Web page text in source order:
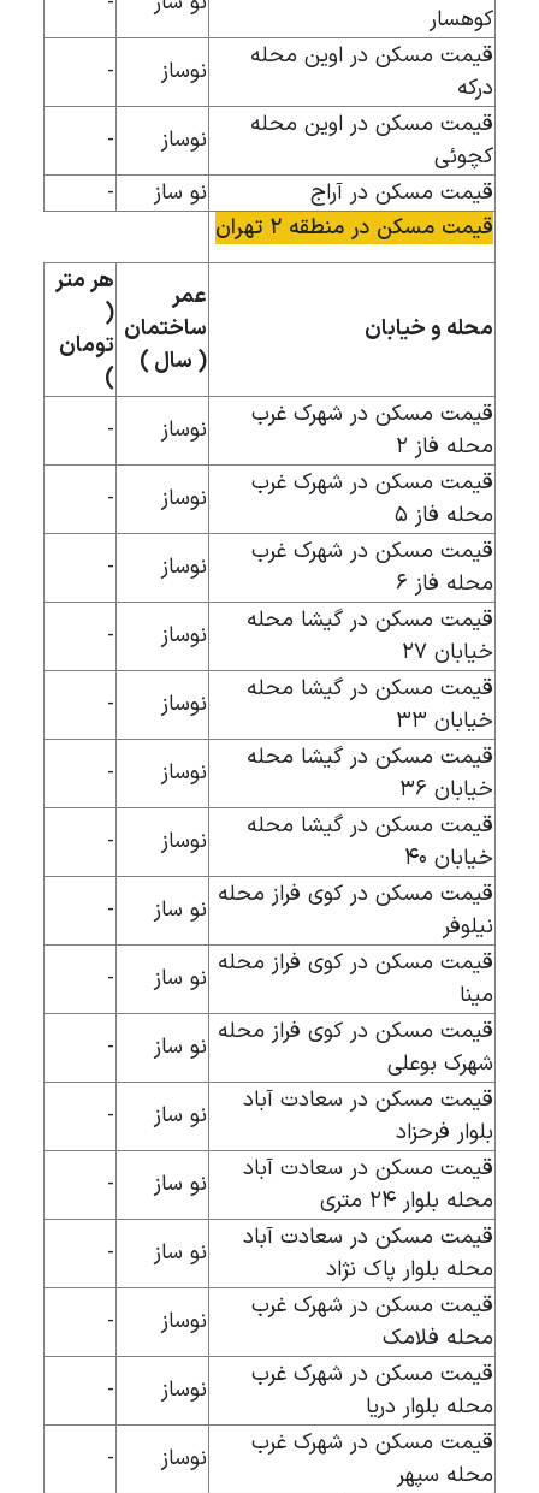
کوهسار
قیمت مسکن در اوین محله
درکه
نوساز
-
قیمت مسکن در اوین محله
کچوئی
نوساز
-
قیمت مسکن در آراج
نو ساز
-
قیمت مسکن در منطقه ۲ تهران
محله و خیابان
عمر
ساختمان
( سال )
هر متر
(
تومان
)
قیمت مسکن در شهرک غرب
محله فاز ۲
نوساز
-
قیمت مسکن در شهرک غرب
محله فاز ۵
نوساز
-
قیمت مسکن در شهرک غرب
محله فاز ۶
نوساز
-
قیمت مسکن در گیشا محله
خیابان ۲۷
نوساز
-
قیمت مسکن در گیشا محله
خیابان ۳۳
نوساز
-
قیمت مسکن در گیشا محله
خیابان ۳۶
نوساز
-
قیمت مسکن در گیشا محله
خیابان ۴۰
نوساز
-
قیمت مسکن در کوی فراز محله
نیلوفر
نو ساز
-
قیمت مسکن در کوی فراز محله
مینا
نو ساز
-
قیمت مسکن در کوی فراز محله
شهرک بوعلی
نو ساز
-
قیمت مسکن در سعادت آباد
بلوار فرحزاد
نو ساز
-
قیمت مسکن در سعادت آباد
محله بلوار ۲۴ متری
نو ساز
-
قیمت مسکن در سعادت آباد
محله بلوار پاک نژاد
نو ساز
-
قیمت مسکن در شهرک غرب
محله فلامک
نوساز
-
قیمت مسکن در شهرک غرب
محله بلوار دریا
نوساز
-
قیمت مسکن در شهرک غرب
محله سپهر
نوساز
-